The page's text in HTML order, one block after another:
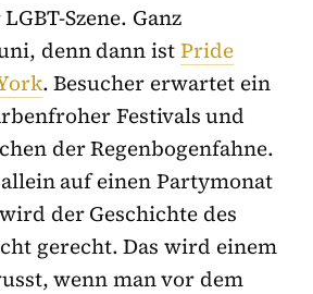
Szene. Ganz
denn dann istPride
. Besucher erwartet ein
Festivals und
der Regenbogenfahne.
auf einen Partymonat
der Geschichte des
gerecht. Das wird einem
wenn man vor dem